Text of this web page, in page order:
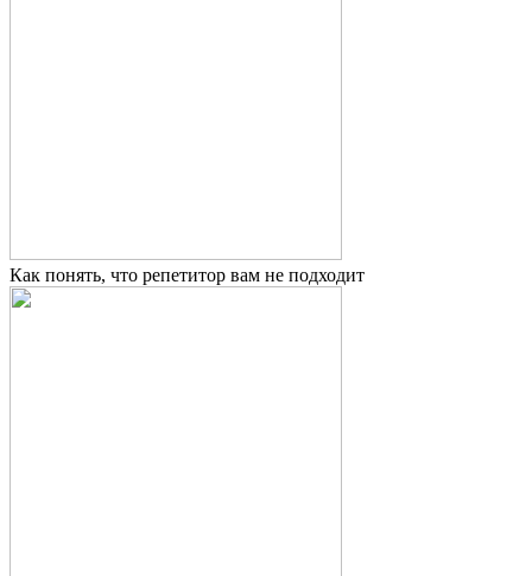
Как понять, что репетитор вам не подходит